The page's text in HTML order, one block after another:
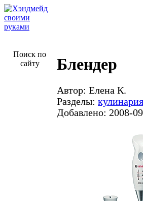
Поиск по
сайту
Блендер
Автор: Елена К.
Разделы: кулинария
Добавлено: 2008-